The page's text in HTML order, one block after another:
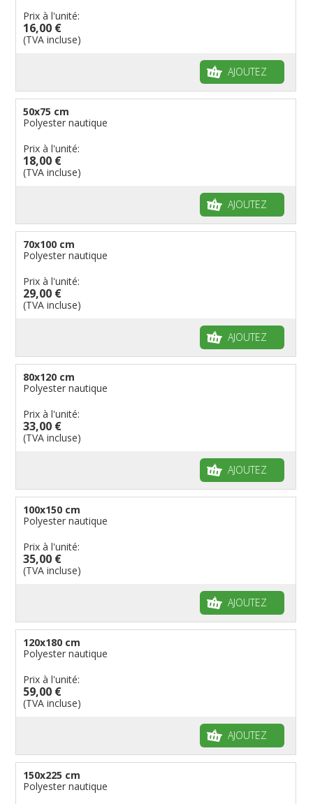
Prix à l'unité:
16,00 €
(TVA incluse)
AJOUTEZ
50x75 cm
Polyester nautique
Prix à l'unité:
18,00 €
(TVA incluse)
AJOUTEZ
70x100 cm
Polyester nautique
Prix à l'unité:
29,00 €
(TVA incluse)
AJOUTEZ
80x120 cm
Polyester nautique
Prix à l'unité:
33,00 €
(TVA incluse)
AJOUTEZ
100x150 cm
Polyester nautique
Prix à l'unité:
35,00 €
(TVA incluse)
AJOUTEZ
120x180 cm
Polyester nautique
Prix à l'unité:
59,00 €
(TVA incluse)
AJOUTEZ
150x225 cm
Polyester nautique